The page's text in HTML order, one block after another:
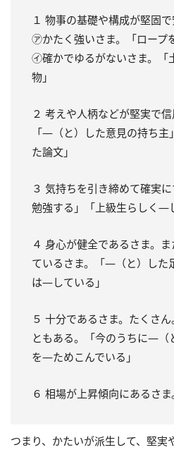
１ 物事の基礎や構成が堅固で
㋐かたく強いさま。「ロープ
㋑確かでゆるがないさま。
物」
２ 考えや人柄などが堅実で信
「―（と）した意見の持ち
た論文」
３ 気持ちを引き締めて確実
勉強する」「上級生らしく―
４ 身心が健全であるさま。
ているさま。「―（と）した
は―している」
５ 十分であるさま。たくさ
ともある。「今のうちに―（
を―ためこんでいる」
６ 相場が上昇傾向にあるさま
つまり、かたいが派生して、堅実